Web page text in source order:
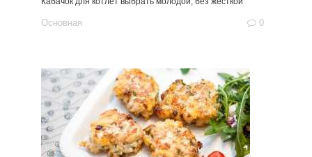
Основная 0